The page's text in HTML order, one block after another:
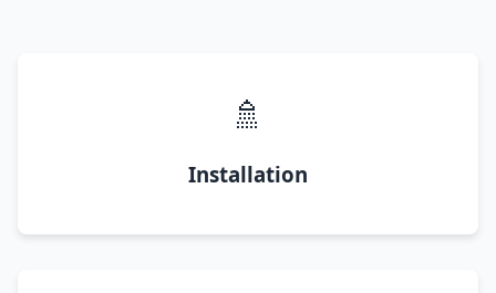
🚿
Installation